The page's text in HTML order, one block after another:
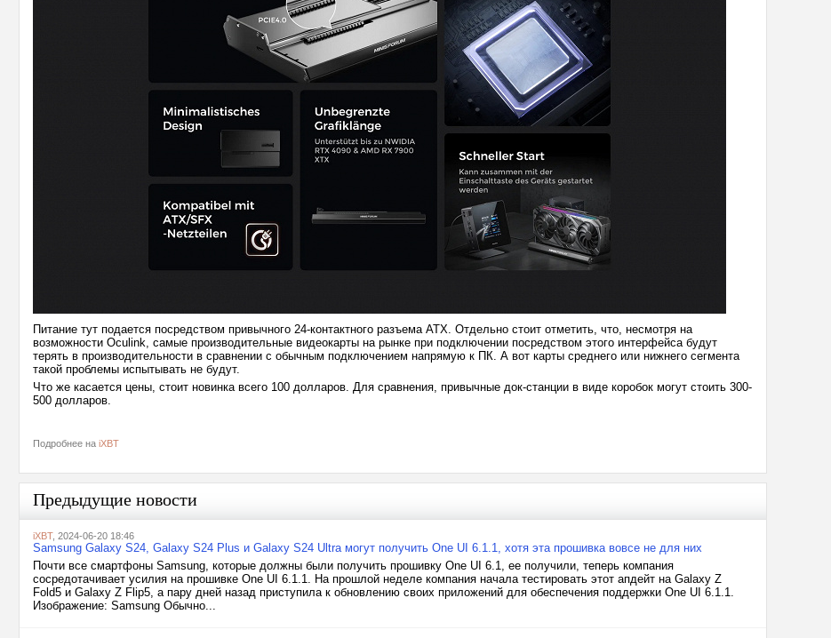
Питание тут подается посредством привычного 24-контактного разъема ATX. Отдельно стоит отметить, что, несмотря на
возможности Oculink, самые производительные видеокарты на рынке при подключении посредством этого интерфейса будут
терять в производительности в сравнении с обычным подключением напрямую к ПК. А вот карты среднего или нижнего сегмента
такой проблемы испытывать не будут.
Что же касается цены, стоит новинка всего 100 долларов. Для сравнения, привычные док-станции в виде коробок могут стоить 300-
500 долларов.
Подробнее на iXBT
Предыдущие новости
iXBT, 2024-06-20 18:46
Samsung Galaxy S24, Galaxy S24 Plus и Galaxy S24 Ultra могут получить One UI 6.1.1, хотя эта прошивка вовсе не для них
Почти все смартфоны Samsung, которые должны были получить прошивку One UI 6.1, ее получили, теперь компания
сосредотачивает усилия на прошивке One UI 6.1.1. На прошлой неделе компания начала тестировать этот апдейт на Galaxy Z
Fold5 и Galaxy Z Flip5, а пару дней назад приступила к обновлению своих приложений для обеспечения поддержки One UI 6.1.1.
Изображение: Samsung Обычно...